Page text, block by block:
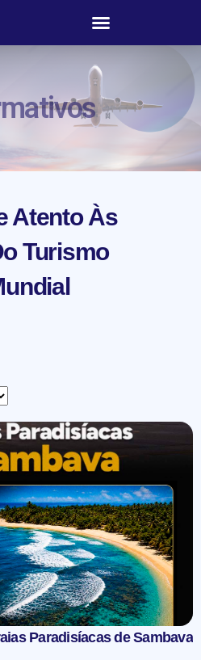
Atento Às
Turismo
Paradisíacas de Sambava